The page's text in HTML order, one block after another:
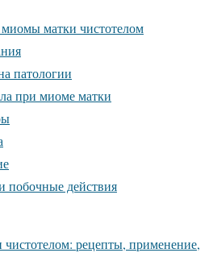
матки чистотелом
патологии
при миоме матки
побочные действия
рецепты, применение,